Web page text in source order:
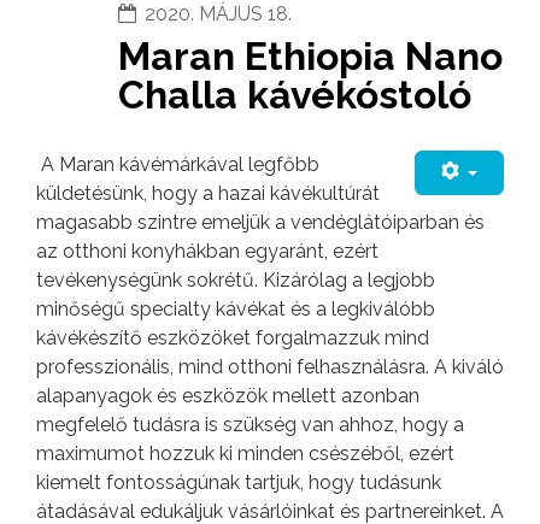
2020. MÁJUS 18.
Maran Ethiopia Nano
Challa kávékóstoló
A Maran kávémárkával legfőbb
küldetésünk, hogy a hazai kávékultúrát
magasabb szintre emeljük a vendéglátóiparban és
az otthoni konyhákban egyaránt, ezért
tevékenységünk sokrétű. Kizárólag a legjobb
minőségű specialty kávékat és a legkiválóbb
kávékészítő eszközöket forgalmazzuk mind
professzionális, mind otthoni felhasználásra. A kiváló
alapanyagok és eszközök mellett azonban
megfelelő tudásra is szükség van ahhoz, hogy a
maximumot hozzuk ki minden csészéből, ezért
kiemelt fontosságúnak tartjuk, hogy tudásunk
átadásával edukáljuk vásárlóinkat és partnereinket. A